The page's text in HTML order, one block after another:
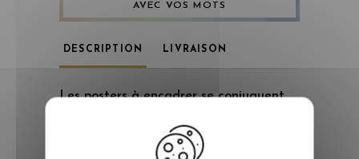
AVEC VOS MOTS
DESCRIPTION LIVRAISON
Les posters à encadrer se conjuguent
choix pour une jolie mise en valeur du